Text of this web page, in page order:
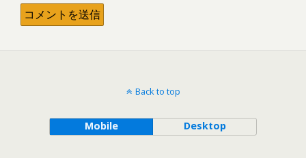
Back to top
Mobile Desktop